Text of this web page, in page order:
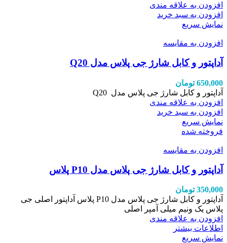
افزودن به علاقه مندی
افزودن به سبد خرید
نمایش سریع
افزودن به مقایسه
آداپتور و کابل شارژ جی پلاس مدل Q20
650,000 تومان
آداپتور و کابل شارژ جی پلاس مدل Q20
افزودن به علاقه مندی
افزودن به سبد خرید
نمایش سریع
فروخته شده
افزودن به مقایسه
آداپتور و کابل شارژ جی پلاس مدل P10 پلاس
350,000 تومان
آداپتور و کابل شارژ جی پلاس مدل P10 پلاس آداپتور اصلی جی
پلاس یک ونیم میلی آمپر اصلی
افزودن به علاقه مندی
اطلاعات بیشتر
نمایش سریع